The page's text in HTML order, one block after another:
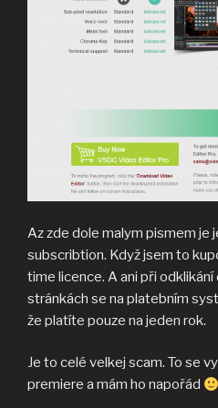
Az zde dole malym pismem je
subscribtion. Když jsem to
time licence. A ani při
stránkách se na platebním
že platíte pouze na jeden rok.
Je to celé velkej scam. To se
premiere a mám ho napořád